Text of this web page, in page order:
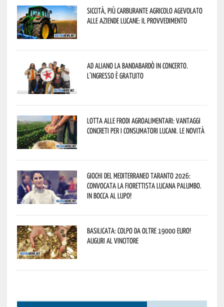
Siccità, più carburante agricolo agevolato
alle aziende lucane: il provvedimento
Ad Aliano la Bandabardò in concerto.
L’ingresso è gratuito
Lotta alle frodi agroalimentari: vantaggi
concreti per i consumatori lucani. Le novità
Giochi del Mediterraneo Taranto 2026:
convocata la fiorettista lucana Palumbo.
In bocca al lupo!
Basilicata: colpo da oltre 19000 Euro!
Auguri al vincitore